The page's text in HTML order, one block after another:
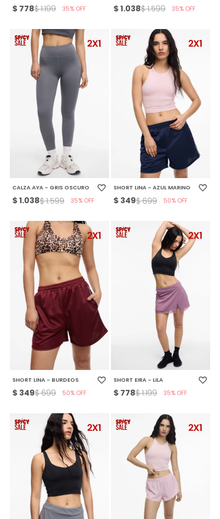
$ 778$1.199 35 $1.038$1.599 35
CALZA AYA - GRIS OSCURO
$1.038$1.599 35
SHORT LINA - AZUL MARINO
$ 349$699 50
SHORT LINA - BURDEOS
$ 349$699 50
SHORT EIRA - LILA
$ 778$1.199 35